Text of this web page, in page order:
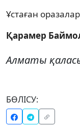
Ұстаған
Қарамер
Алматы
БӨЛІСУ: